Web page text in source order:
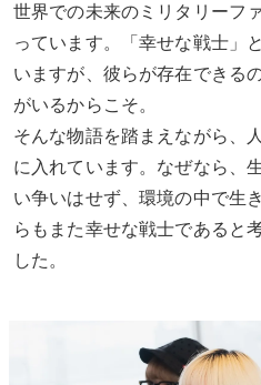
世界での未来のミリタリーフ
っています。「幸せな戦士」
いますが、彼らが存在できる
がいるからこそ。
そんな物語を踏まえながら、
に入れています。なぜなら、
い争いはせず、環境の中で生
らもまた幸せな戦士であると
した。